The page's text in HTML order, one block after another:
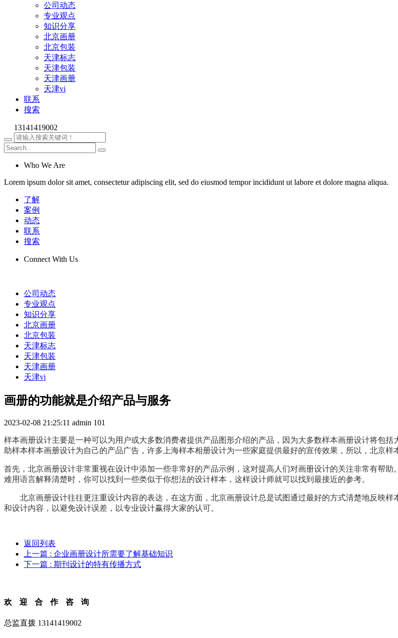
公司动态
专业观点
知识分享
北京画册
北京包装
天津标志
天津包装
天津画册
天津vi
联系
搜索
13141419002
Who We Are
Lorem ipsum dolor sit amet, consectetur adipiscing elit, sed do eiusmod tempor incididunt ut labore et dolore magna aliqua.
了解
案例
动态
联系
搜索
Connect With Us
公司动态
专业观点
知识分享
北京画册
北京包装
天津标志
天津包装
天津画册
天津vi
画册的功能就是介绍产品与服务
2023-02-08 21:25:11 admin 101
样本画册设计主要是一种可以为用户或大多数消费者提供产品图形介绍的产品，因为大多数样本画册设计将包括
助样本样本画册设计为自己的产品广告，许多上海样本相册设计为一些家庭提供最好的宣传效果，所以，北京样
首先， 北京画册设计非常重视在设计中添加一些非常好的产品示例，这对提高人们对画册设计的关注非常有帮助
难用语言解释清楚时，你可以找到一些类似于你想法的设计样本，这样设计师就可以找到最接近的参考。
北京画册设计往往更注重设计内容的表达，在这方面， 北京画册设计总是试图通过最好的方式清楚地反映
和设计内容，以避免设计误差，以专业设计赢得大家的认可。
返回列表
上一篇 : 企业画册设计所需要了解基础知识
下一篇 : 期刊设计的特有传播方式
欢迎合作咨询
总监直拨 13141419002